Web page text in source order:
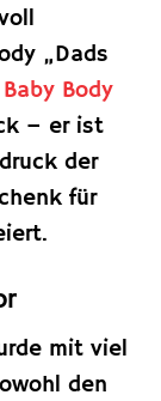
„Dads
Baby Body
– er ist
der
für
mit viel
den